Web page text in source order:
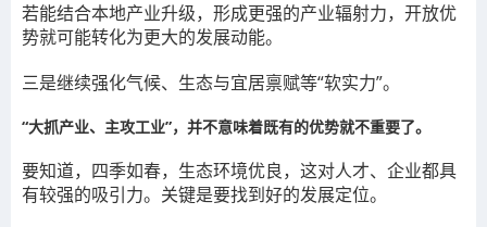
若能结合本地产业升级，形成更强的产业辐射力，开放优
势就可能转化为更大的发展动能。
三是继续强化气候、生态与宜居禀赋等“软实力”。
“大抓产业、主攻工业”，并不意味着既有的优势就不重要了。
要知道，四季如春，生态环境优良，这对人才、企业都具
有较强的吸引力。关键是要找到好的发展定位。